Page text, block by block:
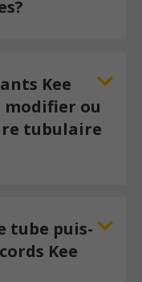
Kee
ou
tubulaire
tube puis-
Kee